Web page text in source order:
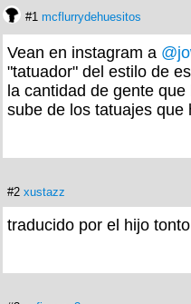
#1 mcflurrydehuesitos
Vean en instagram a
"tatuador" del estilo de
la cantidad de gente
sube de los tatuajes que
#2 xustazz
traducido por el hijo